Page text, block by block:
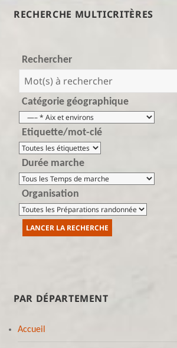
RECHERCHE MULTICRITÈRES
Rechercher
Catégorie géographique
Etiquette/mot-clé
Durée marche
Organisation
PAR DÉPARTEMENT
Accueil